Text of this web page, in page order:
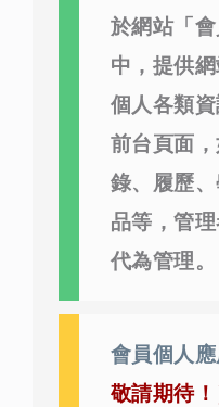
於網站「
中，提供
個人各類
前台頁面
錄、履歷
品等，管
代為管理。
會員個人應
敬請期待！